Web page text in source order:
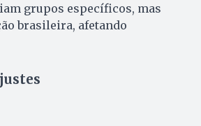
grupos específicos, mas
brasileira, afetando